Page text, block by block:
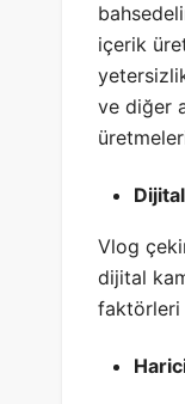
içerik
ve diğer
Vlog
dijital
faktörleri